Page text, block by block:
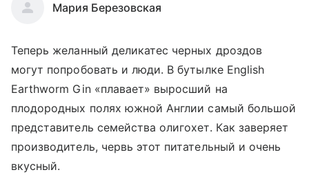
Мария Березовская
Теперь желанный деликатес черных дроздов
могут попробовать и люди. В бутылке English
Earthworm Gin «плавает» выросший на
плодородных полях южной Англии самый большой
представитель семейства олигохет. Как заверяет
производитель, червь этот питательный и очень
вкусный.